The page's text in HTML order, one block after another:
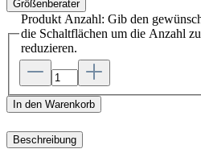
Größenberater
Produkt Anzahl: Gib den
die Schaltflächen um die Anzahl
reduzieren.
In den Warenkorb
Beschreibung